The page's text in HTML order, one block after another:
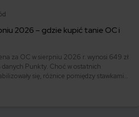
2026 – gdzie kupić tanie OC i
za OC w sierpniu 2026 r. wynosi 649 zł
Punkty. Choć w ostatnich
się, różnice pomiędzy stawkami
zł. Gdzie znaleźć najtańsze OC w Polsce